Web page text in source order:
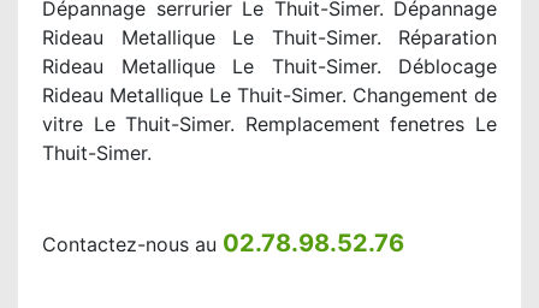
Dépannage serrurier Le Thuit-Simer. Dépannage
Rideau Metallique Le Thuit-Simer. Réparation
Rideau Metallique Le Thuit-Simer. Déblocage
Rideau Metallique Le Thuit-Simer. Changement de
vitre Le Thuit-Simer. Remplacement fenetres Le
Thuit-Simer.
Contactez-nous au 02.78.98.52.76